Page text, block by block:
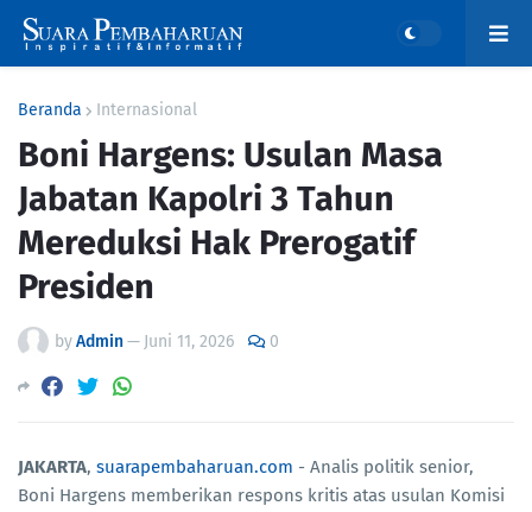
Beranda Internasional
Boni Hargens: Usulan Masa
Jabatan Kapolri 3 Tahun
Mereduksi Hak Prerogatif
Presiden
byAdmin— Juni 11, 2026 0
JAKARTA, suarapembaharuan.com - Analis politik senior,
Boni Hargens memberikan respons kritis atas usulan Komisi